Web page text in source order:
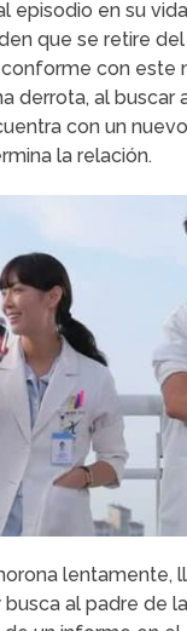
episodio en su
que se retire
con este
derrota, al buscar
con un
la relación.
lentamente,
al padre de